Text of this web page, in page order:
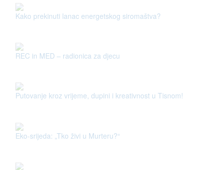
Kako prekinuti lanac energetskog siromaštva?
REC in MED – radionica za djecu
Putovanje kroz vrijeme, dupini i kreativnost u Tisnom!
Eko-srijeda: „Tko živi u Murteru?“